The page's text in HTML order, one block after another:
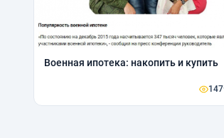
Военная ипотека: накопить и купить
147